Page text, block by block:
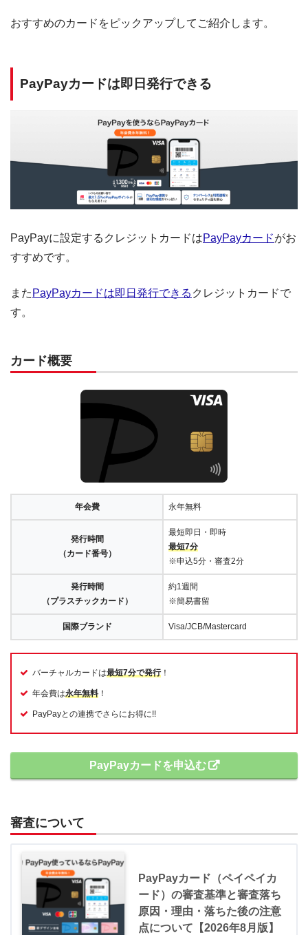
おすすめのカードをピックアップしてご紹介します。
PayPayカードは即日発行できる
PayPayに設定するクレジットカードはPayPayカードがお
すすめです。
また PayPayカードは即日発行できる クレジットカードで
す。
カード概要
年会費 永年無料
発行時間
（カード番号）
最短即日・即時
最短7分
※申込5分・審査2分
発行時間
（プラスチックカード）
約1週間
※簡易書留
国際ブランド Visa/JCB/Mastercard
バーチャルカードは最短7分で発行！
年会費は永年無料 ！
PayPayとの連携でさらにお得に!!
PayPayカードを申込む
審査について
PayPayカード（ペイペイカ
ード）の審査基準と審査落ち
原因・理由・落ちた後の注意
点について【2026年8月版】